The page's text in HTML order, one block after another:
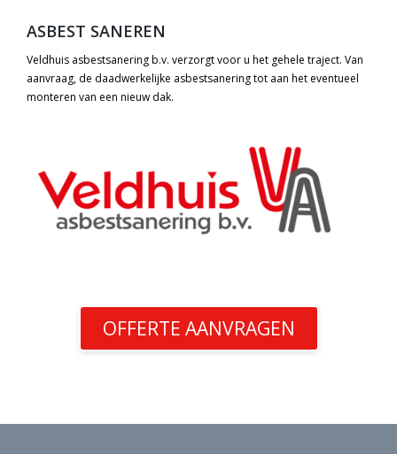
ASBEST SANEREN
Veldhuis asbestsanering b.v. verzorgt voor u het gehele traject. Van
aanvraag, de daadwerkelijke asbestsanering tot aan het eventueel
monteren van een nieuw dak.
OFFERTE AANVRAGEN